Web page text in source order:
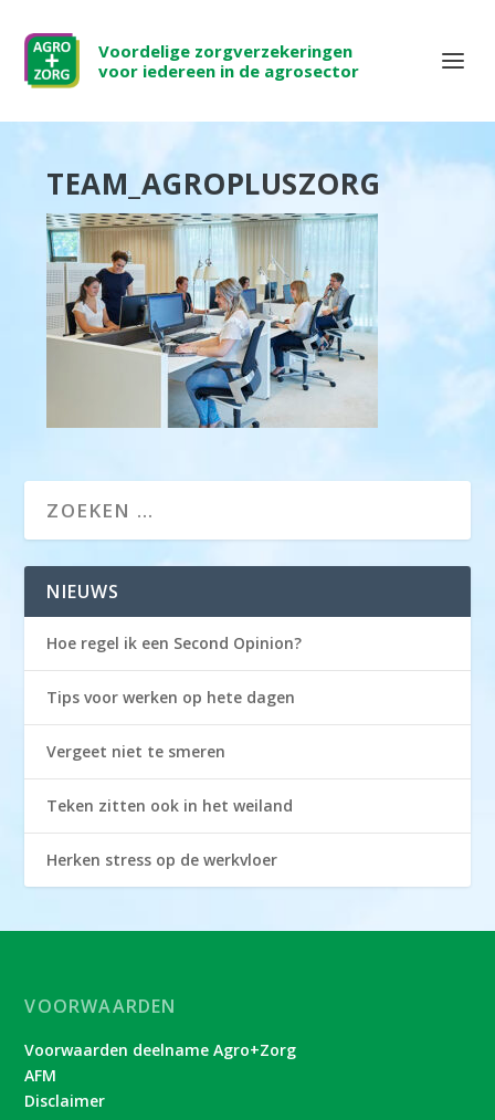
Voordelige zorgverzekeringen
voor iedereen in de agrosector
TEAM_AGROPLUSZORG
NIEUWS
Hoe regel ik een Second Opinion?
Tips voor werken op hete dagen
Vergeet niet te smeren
Teken zitten ook in het weiland
Herken stress op de werkvloer
VOORWAARDEN
Voorwaarden deelname Agro+Zorg
AFM
Disclaimer